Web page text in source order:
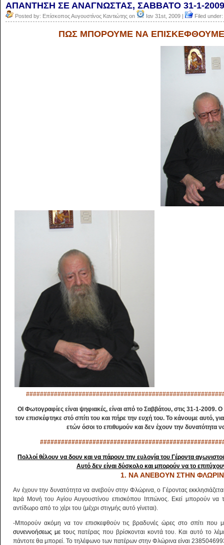
ΑΠΑΝΤΗΣΗ ΣΕ ΑΝΑΓΝΩΣΤΑΣ, ΣΑΒΒΑΤΟ 31-1-2009
Posted by: Επίσκοπος Αυγουστίνος Καντιώτης on Ιαν 31st, 2009 | Filed under:
ΠΩΣ ΜΠΟΡΟΥΜΕ ΝΑ ΕΠΙΣΚΕΦΘ
ΟΙ Φωτογραφίες είναι ψηφιακές, είναι από το Σαββάτου, στις 31-1-2009.
τον επισκέφτηκε στό σπίτι του και πήρε την ευχή του. Το κάνουμε αυτό,
ετών όσοι το επιθυμούν και δεν έχουν την δυνατότητα
Πολλοί θέλουν να δουν και να πάρουν την ευλογία του Γέροντα
Αυτό δεν είναι δύσκολο και μπορούν να το
1. ΝΑ ΑΝΕΒΟΥΝ ΣΤΗΝ
Αν έχουν την δυνατότητα να ανεβούν στην Φλώρινα, ο Γέροντας εκκλησιάζεται
Ιερά Μονή του Αγίου Αυγουστίνου επισκόπου Ιππώνος. Εκεί μπορούν να
αντίδωρο από το χέρι του (μέχρι στιγμής αυτό γίνεται).
-Μπορούν ακόμη να τον επισκεφθούν τις βραδυνές ώρες στο σπίτι που
συνεννοήσεως με τους πατέρας που βρίσκονται κοντά του. Και αυτό το
πάντοτε θα μπορεί. Το τηλέφωνο των πατέρων στην Φλώρινα είναι